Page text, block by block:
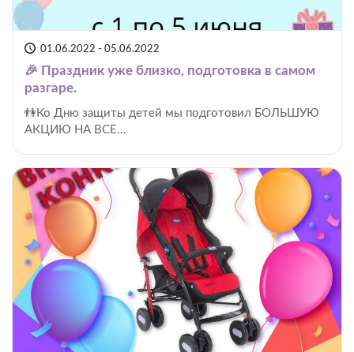
01.06.2022 - 05.06.2022
🎉 Праздник уже близко, подготовка в самом
разгаре.
👫Ко Дню защиты детей мы подготовил БОЛЬШУЮ
АКЦИЮ НА ВСЕ...